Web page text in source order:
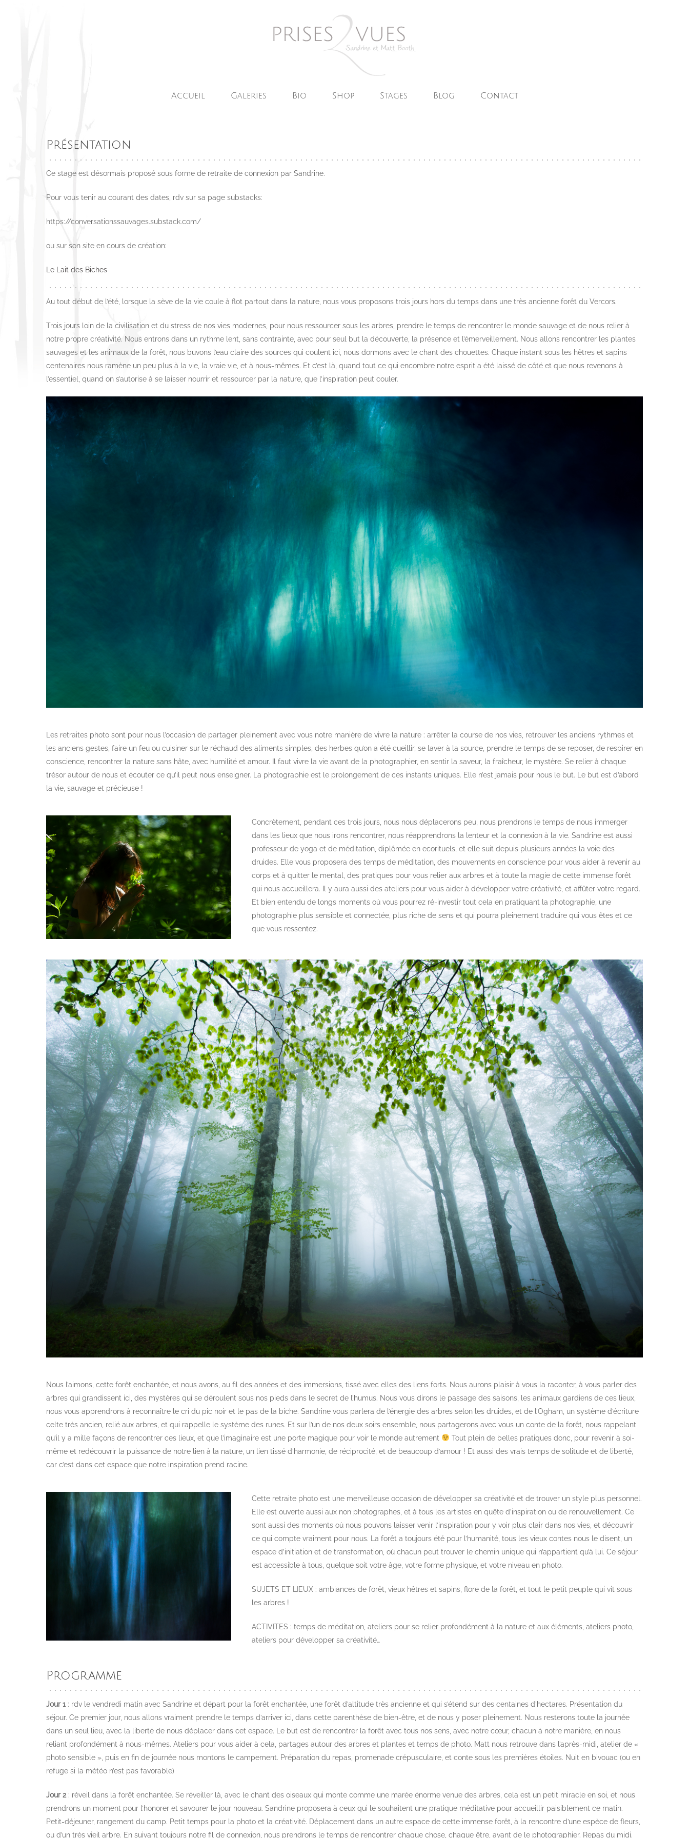
Accueil Galeries Bio Shop Stages Blog Contact
Présentation
Ce stage est désormais proposé sous forme de retraite de connexion par Sandrine.
Pour vous tenir au courant des dates, rdv sur sa page substacks:
https://conversationssauvages.substack.com/
ou sur son site en cours de création:
Le Lait des Biches
Au tout début de l’été, lorsque la sève de la vie coule à flot partout dans la nature, nous vous proposons trois jours hors du temps dans une très ancienne forêt du Vercors.
Trois jours loin de la civilisation et du stress de nos vies modernes, pour nous ressourcer sous les arbres, prendre le temps de rencontrer le monde sauvage et de nous relier à
notre propre créativité. Nous entrons dans un rythme lent, sans contrainte, avec pour seul but la découverte, la présence et l’émerveillement. Nous allons rencontrer les plantes
sauvages et les animaux de la forêt, nous buvons l’eau claire des sources qui coulent ici, nous dormons avec le chant des chouettes. Chaque instant sous les hêtres et sapins
centenaires nous ramène un peu plus à la vie, la vraie vie, et à nous-mêmes. Et c’est là, quand tout ce qui encombre notre esprit a été laissé de côté et que nous revenons à
l’essentiel, quand on s’autorise à se laisser nourrir et ressourcer par la nature, que l’inspiration peut couler.
Les retraites photo sont pour nous l’occasion de partager pleinement avec vous notre manière de vivre la nature : arrêter la course de nos vies, retrouver les anciens rythmes et
les anciens gestes, faire un feu ou cuisiner sur le réchaud des aliments simples, des herbes qu’on a été cueillir, se laver à la source, prendre le temps de se reposer, de respirer en
conscience, rencontrer la nature sans hâte, avec humilité et amour. Il faut vivre la vie avant de la photographier, en sentir la saveur, la fraîcheur, le mystère. Se relier à chaque
trésor autour de nous et écouter ce qu’il peut nous enseigner. La photographie est le prolongement de ces instants uniques. Elle n’est jamais pour nous le but. Le but est d’abord
la vie, sauvage et précieuse !
Concrètement, pendant ces trois jours, nous nous déplacerons peu, nous prendrons le temps de nous immerger
dans les lieux que nous irons rencontrer, nous réapprendrons la lenteur et la connexion à la vie. Sandrine est aussi
professeur de yoga et de méditation, diplômée en ecorituels, et elle suit depuis plusieurs années la voie des
druides. Elle vous proposera des temps de méditation, des mouvements en conscience pour vous aider à revenir au
corps et à quitter le mental, des pratiques pour vous relier aux arbres et à toute la magie de cette immense forêt
qui nous accueillera. Il y aura aussi des ateliers pour vous aider à développer votre créativité, et affûter votre regard.
Et bien entendu de longs moments où vous pourrez ré-investir tout cela en pratiquant la photographie, une
photographie plus sensible et connectée, plus riche de sens et qui pourra pleinement traduire qui vous êtes et ce
que vous ressentez.
Nous l’aimons, cette forêt enchantée, et nous avons, au fil des années et des immersions, tissé avec elles des liens forts. Nous aurons plaisir à vous la raconter, à vous parler des
arbres qui grandissent ici, des mystères qui se déroulent sous nos pieds dans le secret de l’humus. Nous vous dirons le passage des saisons, les animaux gardiens de ces lieux,
nous vous apprendrons à reconnaître le cri du pic noir et le pas de la biche. Sandrine vous parlera de l’énergie des arbres selon les druides, et de l’Ogham, un système d’écriture
celte très ancien, relié aux arbres, et qui rappelle le système des runes. Et sur l’un de nos deux soirs ensemble, nous partagerons avec vous un conte de la forêt, nous rappelant
qu’il y a mille façons de rencontrer ces lieux, et que l’imaginaire est une porte magique pour voir le monde autrement
Tout plein de belles pratiques donc, pour revenir à soi-
même et redécouvrir la puissance de notre lien à la nature, un lien tissé d’harmonie, de réciprocité, et de beaucoup d’amour ! Et aussi des vrais temps de solitude et de liberté,
car c’est dans cet espace que notre inspiration prend racine.
Cette retraite photo est une merveilleuse occasion de développer sa créativité et de trouver un style plus personnel.
Elle est ouverte aussi aux non photographes, et à tous les artistes en quête d’inspiration ou de renouvellement. Ce
sont aussi des moments où nous pouvons laisser venir l’inspiration pour y voir plus clair dans nos vies, et découvrir
ce qui compte vraiment pour nous. La forêt a toujours été pour l’humanité, tous les vieux contes nous le disent, un
espace d’initiation et de transformation, où chacun peut trouver le chemin unique qui n’appartient qu’à lui. Ce séjour
est accessible à tous, quelque soit votre âge, votre forme physique, et votre niveau en photo.
SUJETS ET LIEUX : ambiances de forêt, vieux hêtres et sapins, flore de la forêt, et tout le petit peuple qui vit sous
les arbres !
ACTIVITES : temps de méditation, ateliers pour se relier profondément à la nature et aux éléments, ateliers photo,
ateliers pour développer sa créativité…
Programme
Jour 1 : rdv le vendredi matin avec Sandrine et départ pour la forêt enchantée, une forêt d’altitude très ancienne et qui s’étend sur des centaines d’hectares. Présentation du
séjour. Ce premier jour, nous allons vraiment prendre le temps d’arriver ici, dans cette parenthèse de bien-être, et de nous y poser pleinement. Nous resterons toute la journée
dans un seul lieu, avec la liberté de nous déplacer dans cet espace. Le but est de rencontrer la forêt avec tous nos sens, avec notre cœur, chacun à notre manière, en nous
reliant profondément à nous-mêmes. Ateliers pour vous aider à cela, partages autour des arbres et plantes et temps de photo. Matt nous retrouve dans l’après-midi, atelier de «
photo sensible », puis en fin de journée nous montons le campement. Préparation du repas, promenade crépusculaire, et conte sous les premières étoiles. Nuit en bivouac (ou en
refuge si la météo n’est pas favorable)
Jour 2 : réveil dans la forêt enchantée. Se réveiller là, avec le chant des oiseaux qui monte comme une marée énorme venue des arbres, cela est un petit miracle en soi, et nous
prendrons un moment pour l’honorer et savourer le jour nouveau. Sandrine proposera à ceux qui le souhaitent une pratique méditative pour accueillir paisiblement ce matin.
Petit-déjeuner, rangement du camp. Petit temps pour la photo et la créativité. Déplacement dans un autre espace de cette immense forêt, à la rencontre d’une espèce de fleurs,
ou d’un très vieil arbre. En suivant toujours notre fil de connexion, nous prendrons le temps de rencontrer chaque chose, chaque être, avant de le photographier. Repas du midi.